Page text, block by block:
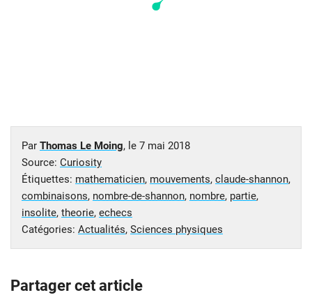
Par Thomas Le Moing, le 7 mai 2018
Source: Curiosity
Étiquettes: mathematicien, mouvements, claude-shannon,
combinaisons, nombre-de-shannon, nombre, partie,
insolite, theorie, echecs
Catégories: Actualités, Sciences physiques
Partager cet article